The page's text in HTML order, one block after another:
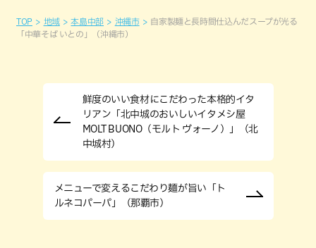
TOP 地域 本島中部 沖縄市
自家製麺と長時間仕込んだスープが光る
「中華そば いとの」（沖縄市）
鮮度のいい食材にこだわった本格的イタ
リアン「北中城のおいしいイタメシ屋
MOLT BUONO（モルト ヴォーノ）」（北
中城村）
メニューで変えるこだわり麺が旨い「ト
ルネコパーパ」（那覇市）